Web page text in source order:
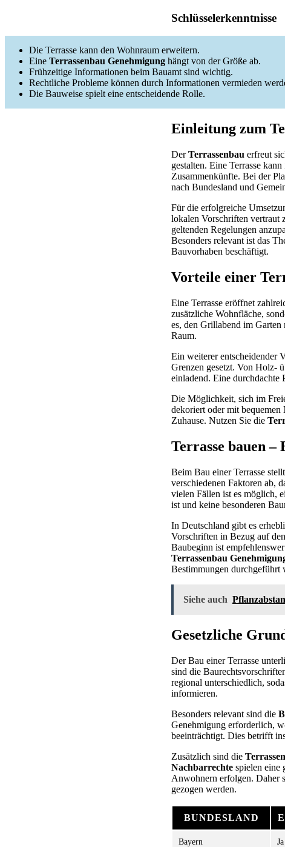
Schlüsselerkenntnisse
Die Terrasse kann den Wohnraum erweitern.
Eine Terrassenbau Genehmigung hängt von der Größe ab.
Frühzeitige Informationen beim Bauamt sind wichtig.
Rechtliche Probleme können durch Informationen vermieden
Die Bauweise spielt eine entscheidende Rolle.
Einleitung zum
DerTerrassenbau erfreut
gestalten. Eine Terrasse
Zusammenkünfte. Bei der
nach Bundesland und
Für die erfolgreiche
lokalen Vorschriften vertraut
geltenden Regelungen
Besonders relevant ist das
Bauvorhaben beschäftigt.
Vorteile einer
Eine Terrasse eröffnet
zusätzliche Wohnfläche,
es, den Grillabend im Garten
Raum.
Ein weiterer entscheidender
Grenzen gesetzt. Von Holz-
einladend. Eine durchdachte
Die Möglichkeit, sich im
dekoriert oder mit bequemen
Zuhause. Nutzen Sie die
Terrasse bauen –
Beim Bau einer Terrasse
verschiedenen Faktoren ab,
vielen Fällen ist es möglich,
ist und keine besonderen
In Deutschland gibt es
Vorschriften in Bezug auf den
Baubeginn ist
Terrassenbau
Bestimmungen durchgeführt
Siehe auch
Gesetzliche
Der Bau einer Terrasse
sind die
regional unterschiedlich,
informieren.
Besonders relevant sind die
Genehmigung erforderlich,
beeinträchtigt. Dies betrifft
Zusätzlich sind die
Nachbarrechte spielen eine
Anwohnern erfolgen. Daher
gezogen werden.
BUNDESLAND
Bayern Ja